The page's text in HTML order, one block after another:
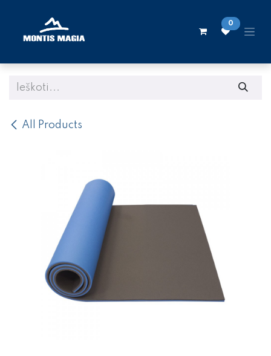
0
All Products